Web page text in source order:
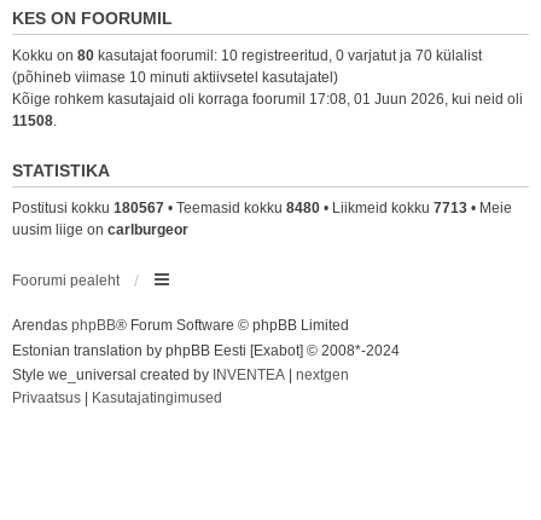
KES ON FOORUMIL
Kokku on 80 kasutajat foorumil: 10 registreeritud, 0 varjatut ja 70 külalist
(põhineb viimase 10 minuti aktiivsetel kasutajatel)
Kõige rohkem kasutajaid oli korraga foorumil 17:08, 01 Juun 2026, kui neid oli
11508
STATISTIKA
Postitusi kokku 180567 • Teemasid kokku 8480 • Liikmeid kokku 7713 • Meie
uusim liige on carlburgeor
Foorumi pealeht
Arendas phpBB® Forum Software © phpBB Limited
Estonian translation by phpBB Eesti [Exabot] © 2008*-2024
Style we_universal created by INVENTEA | nextgen
Privaatsus | Kasutajatingimused